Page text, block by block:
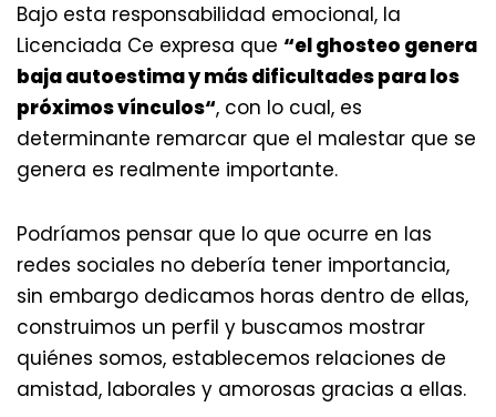
Bajo esta responsabilidad emocional, la
Licenciada Ce expresa que “el ghosteo genera
baja autoestima y más dificultades para los
próximos vínculos“, con lo cual, es
determinante remarcar que el malestar que se
genera es realmente importante.
Podríamos pensar que lo que ocurre en las
redes sociales no debería tener importancia,
sin embargo dedicamos horas dentro de ellas,
construimos un perfil y buscamos mostrar
quiénes somos, establecemos relaciones de
amistad, laborales y amorosas gracias a ellas.